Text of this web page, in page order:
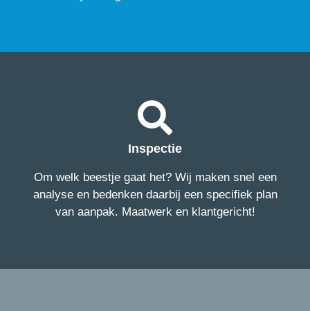
Inspectie
Om welk beestje gaat het? Wij maken snel een
analyse en bedenken daarbij een specifiek plan
van aanpak. Maatwerk en klantgericht!